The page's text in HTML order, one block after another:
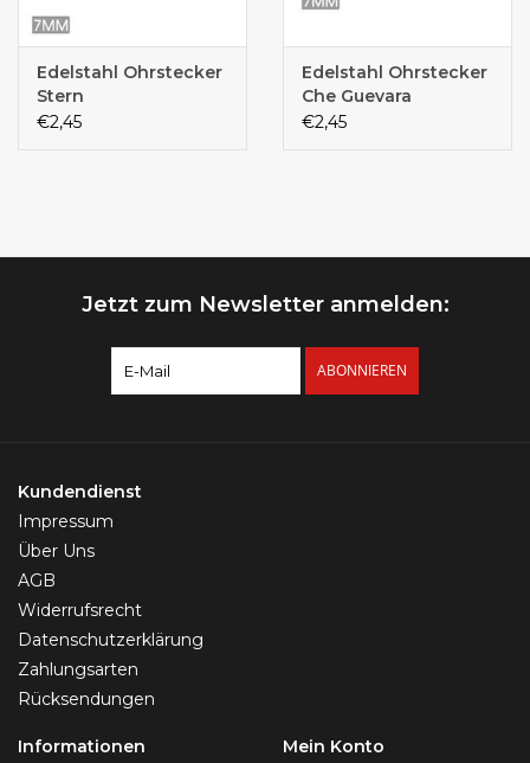
Edelstahl Ohrstecker
Stern
€2,45
Edelstahl Ohrstecker
Che Guevara
€2,45
Jetzt zum Newsletter anmelden:
ABONNIEREN
Kundendienst
Impressum
Über Uns
AGB
Widerrufsrecht
Datenschutzerklärung
Zahlungsarten
Rücksendungen
Informationen
Mein Konto